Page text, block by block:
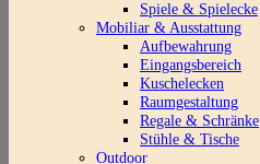
Spiele & Spielecke
Mobiliar & Ausstattung
Aufbewahrung
Eingangsbereich
Kuschelecken
Raumgestaltung
Regale & Schränke
Stühle & Tische
Outdoor